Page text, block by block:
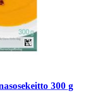
300 g